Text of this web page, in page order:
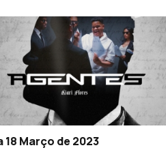
18 Março de 2023